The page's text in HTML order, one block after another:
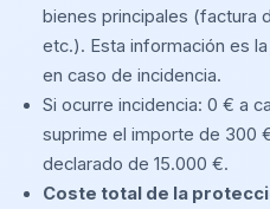
bienes principales (factura
etc.). Esta información es
en caso de incidencia.
Si ocurre incidencia: 0 € a
suprime el importe de 300
declarado de 15.000 €.
Coste total de la